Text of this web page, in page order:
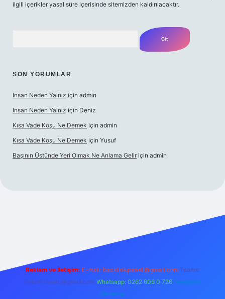
ilgili içerikler yasal süre içerisinde sitemizden kaldırılacaktır.
SON YORUMLAR
Insan Neden Yalnız için admin
Insan Neden Yalnız için Deniz
Kısa Vade Koşu Ne Demek için admin
Kısa Vade Koşu Ne Demek için Yusuf
Başının Üstünde Yeri Olmak Ne Anlama Gelir için admin
Reklam ve İletişim: E-mail: backlinkpaneli@gmail.com Teams:
forumhizmeti@gmail.com Whatsapp: 0262 606 0 726 Telegram:
@karabul